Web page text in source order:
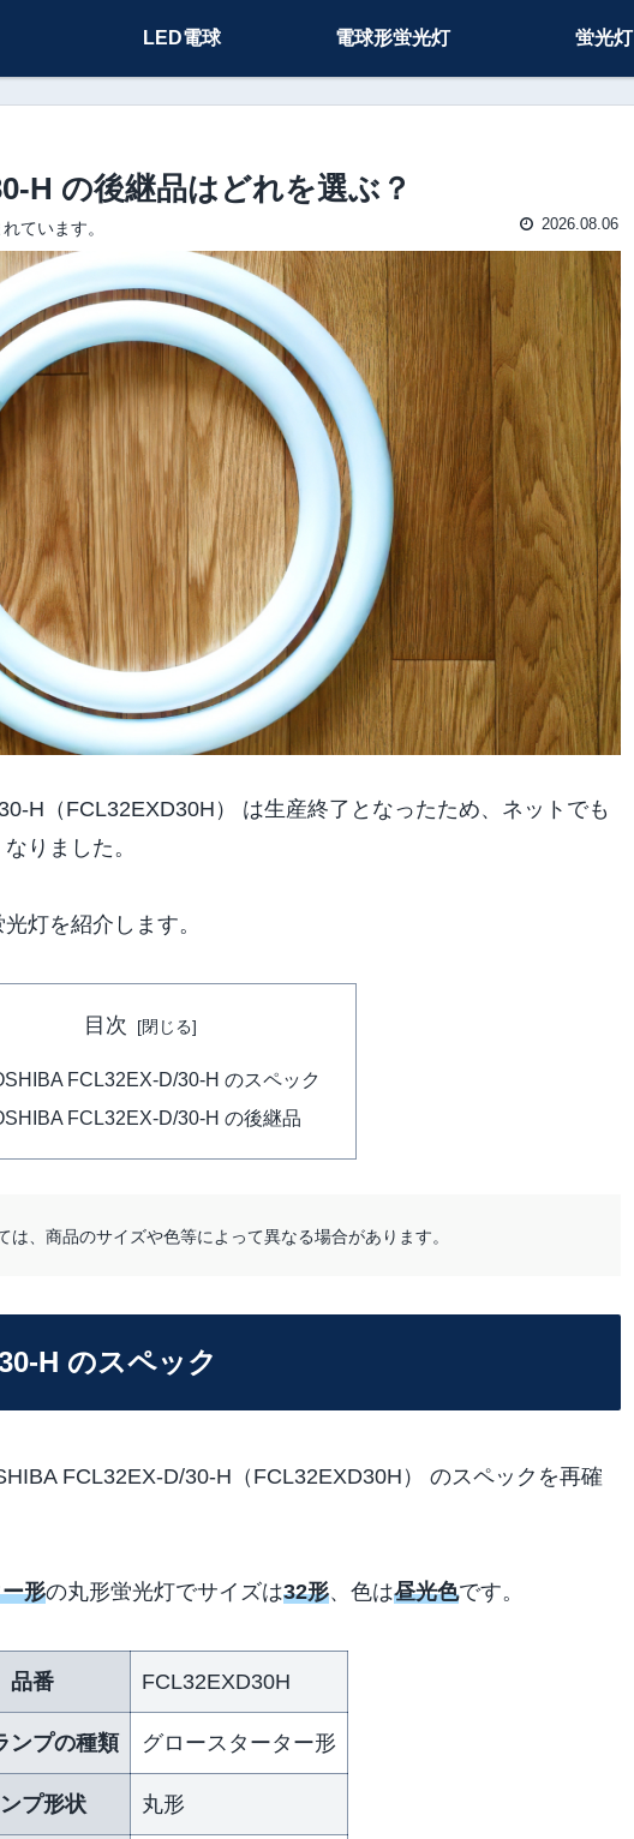
LED電球 電球形蛍光灯 蛍光灯
H の後継品はどれを選ぶ？
ています。 2026.08.06
H（FCL32EXD30H） は生産終了となったため、ネットでも
りました。
灯を紹介します。
目次
FCL32EX-D/30-H のスペック
FCL32EX-D/30-H の後継品
、商品のサイズや色等によって異なる場合があります。
H のスペック
FCL32EX-D/30-H（FCL32EXD30H） のスペックを再確
形の丸形蛍光灯でサイズは32形、色は昼光色です。
品番 FCL32EXD30H
ンプの種類 グロースターター形
プ形状 丸形